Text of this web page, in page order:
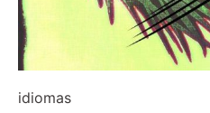
idiomas